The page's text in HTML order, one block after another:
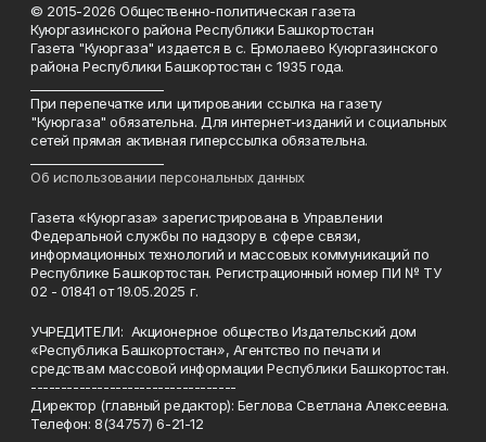
© 2015-2026 Общественно-политическая газета
Куюргазинского района Республики Башкортостан
Газета "Куюргаза" издается в с. Ермолаево Куюргазинского
района Республики Башкортостан с 1935 года.
При перепечатке или цитировании ссылка на газету
"Куюргаза" обязательна. Для интернет-изданий и социальных
сетей прямая активная гиперссылка обязательна.
Об использовании персональных данных
Газета «Куюргаза» зарегистрирована в Управлении
Федеральной службы по надзору в сфере связи,
информационных технологий и массовых коммуникаций по
Республике Башкортостан. Регистрационный номер ПИ № ТУ
02 - 01841 от 19.05.2025 г.
УЧРЕДИТЕЛИ: Акционерное общество Издательский дом
«Республика Башкортостан», Агентство по печати и
средствам массовой информации Республики Башкортостан.
----------------------------------
Директор (главный редактор): Беглова Светлана Алексеевна.
Телефон: 8(34757) 6-21-12